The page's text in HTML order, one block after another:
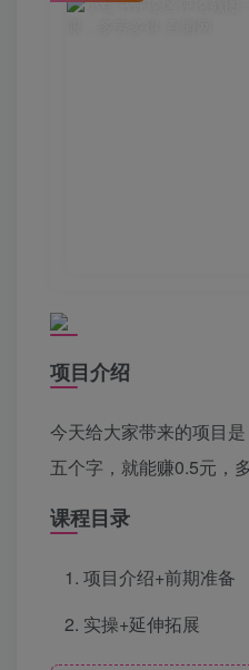
项目介绍
今天给大家带来的项目
五个字，就能赚0.5元，
课程目录
项目介绍+前期准备
实操+延伸拓展